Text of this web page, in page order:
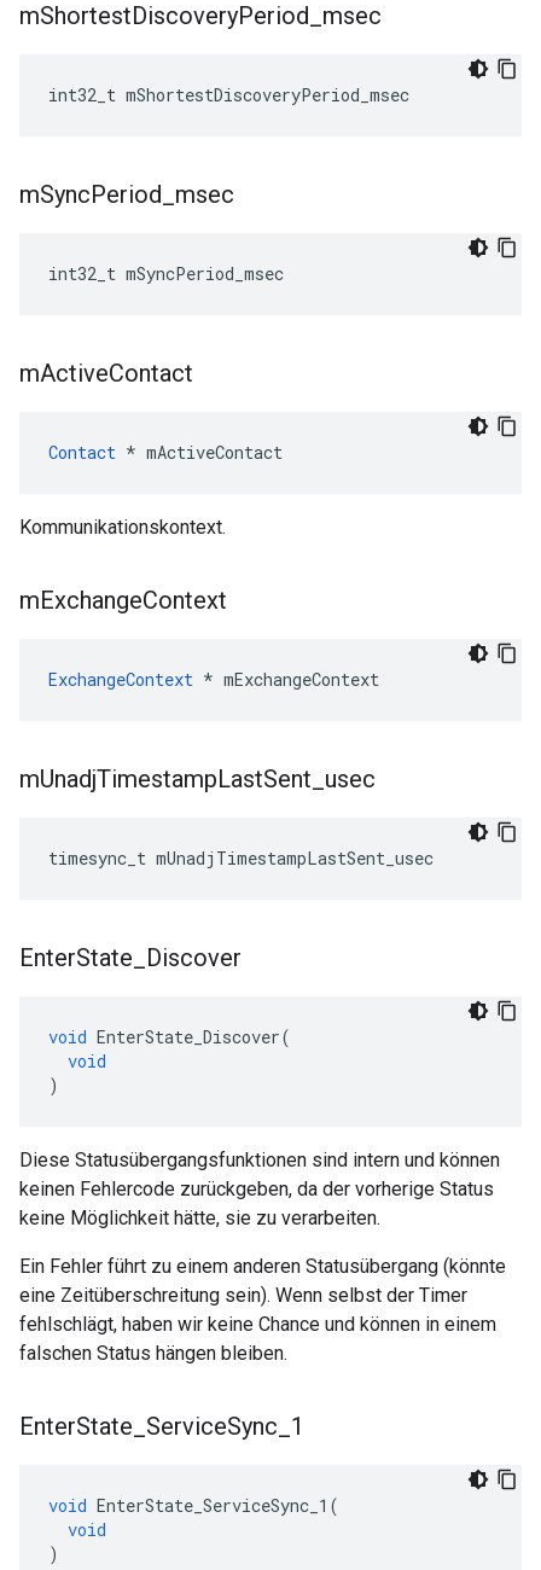
mShortestDiscoveryPeriod msec
int32_t mShortestDiscoveryPeriod_msec
mSyncPeriod msec
int32_t mSyncPeriod_msec
mActiveContact
Contact * mActiveContact
Kommunikationskontext.
mExchangeContext
ExchangeContext * mExchangeContext
mUnadjTimestampLastSent usec
timesync_t mUnadjTimestampLastSent_usec
EnterState Discover
void EnterState_Discover(
void
)
Diese Statusübergangsfunktionen sind intern und können
keinen Fehlercode zurückgeben, da der vorherige Status
keine Möglichkeit hätte, sie zu verarbeiten.
Ein Fehler führt zu einem anderen Statusübergang (könnte
eine Zeitüberschreitung sein). Wenn selbst der Timer
fehlschlägt, haben wir keine Chance und können in einem
falschen Status hängen bleiben.
EnterState ServiceSync 1
void EnterState_ServiceSync_1 (
void
)